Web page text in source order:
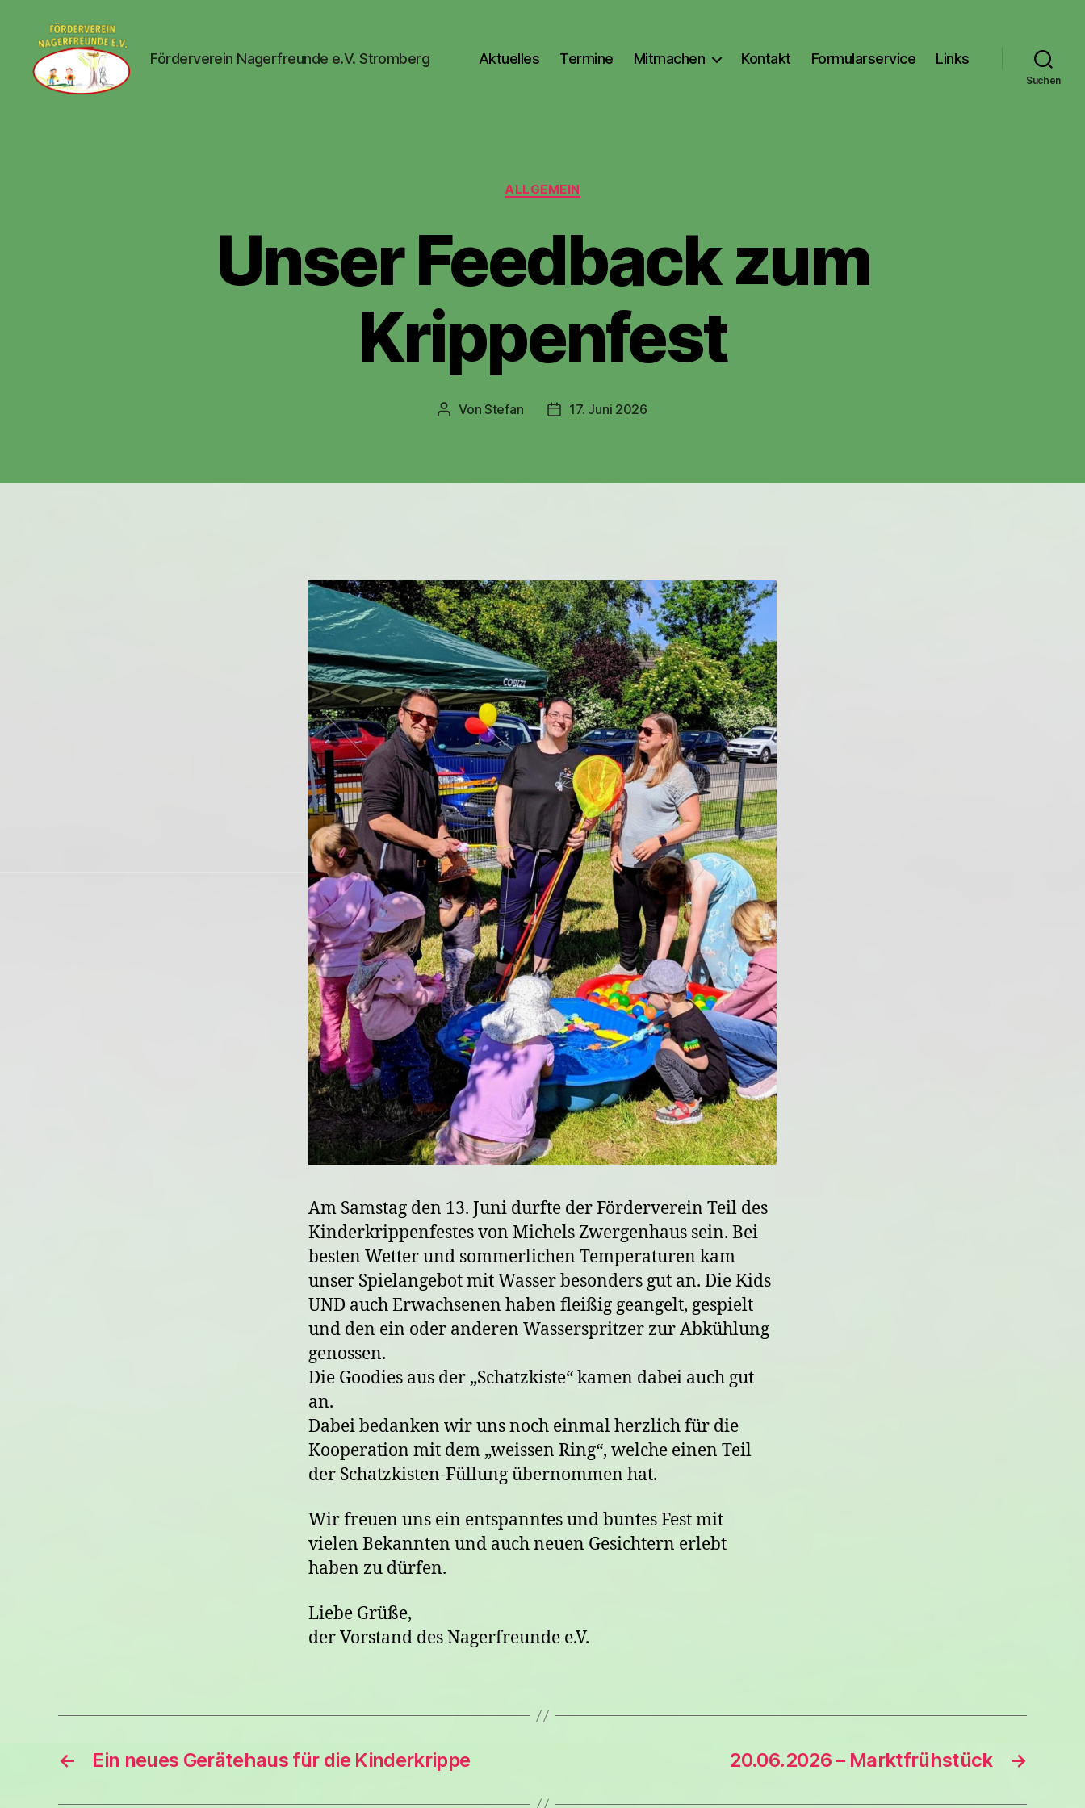
Förderverein Nagerfreunde e.V. Stromberg Aktuelles Termine Mitmachen Kontakt Formularservice Links
Suchen
Kategorien
ALLGEMEIN
Unser Feedback zum
Krippenfest
Beitragsautor
VonStefan Veröffentlichungsdatum
17. Juni 2026
Am Samstag den 13. Juni durfte der Förderverein Teil des
Kinderkrippenfestes von Michels Zwergenhaus sein. Bei
besten Wetter und sommerlichen Temperaturen kam
unser Spielangebot mit Wasser besonders gut an. Die Kids
UND auch Erwachsenen haben fleißig geangelt, gespielt
und den ein oder anderen Wasserspritzer zur Abkühlung
genossen.
Die Goodies aus der „Schatzkiste“ kamen dabei auch gut
an.
Dabei bedanken wir uns noch einmal herzlich für die
Kooperation mit dem „weissen Ring“, welche einen Teil
der Schatzkisten-Füllung übernommen hat.
Wir freuen uns ein entspanntes und buntes Fest mit
vielen Bekannten und auch neuen Gesichtern erlebt
haben zu dürfen.
Liebe Grüße,
der Vorstand des Nagerfreunde e.V.
← Ein neues Gerätehaus für die Kinderkrippe →
20.06.2026 – Marktfrühstück